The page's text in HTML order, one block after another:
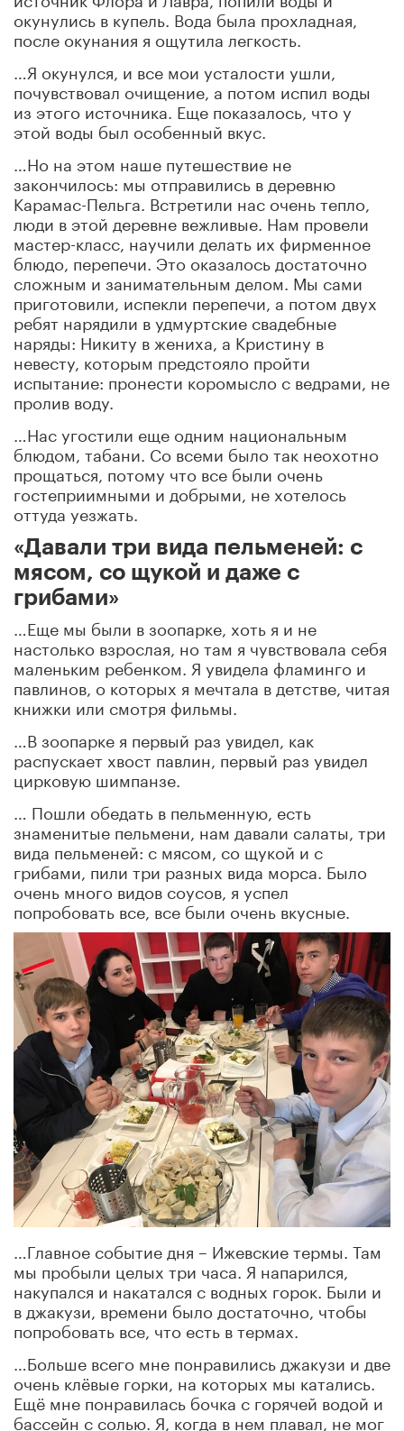
окунулись в купель. Вода была прохладная,
после окунания я ощутила легкость.
…Я окунулся, и все мои усталости ушли,
почувствовал очищение, а потом испил воды
из этого источника. Еще показалось, что у
этой воды был особенный вкус.
…Но на этом наше путешествие не
закончилось: мы отправились в деревню
Карамас-Пельга. Встретили нас очень тепло,
люди в этой деревне вежливые. Нам провели
мастер-класс, научили делать их фирменное
блюдо, перепечи. Это оказалось достаточно
сложным и занимательным делом. Мы сами
приготовили, испекли перепечи, а потом двух
ребят нарядили в удмуртские свадебные
наряды: Никиту в жениха, а Кристину в
невесту, которым предстояло пройти
испытание: пронести коромысло с ведрами, не
пролив воду.
…Нас угостили еще одним национальным
блюдом, табани. Со всеми было так неохотно
прощаться, потому что все были очень
гостеприимными и добрыми, не хотелось
оттуда уезжать.
«Давали три вида пельменей: с
мясом, со щукой и даже с
грибами»
…Еще мы были в зоопарке, хоть я и не
настолько взрослая, но там я чувствовала себя
маленьким ребенком. Я увидела фламинго и
павлинов, о которых я мечтала в детстве, читая
книжки или смотря фильмы.
…В зоопарке я первый раз увидел, как
распускает хвост павлин, первый раз увидел
цирковую шимпанзе.
… Пошли обедать в пельменную, есть
знаменитые пельмени, нам давали салаты, три
вида пельменей: с мясом, со щукой и с
грибами, пили три разных вида морса. Было
очень много видов соусов, я успел
попробовать все, все были очень вкусные.
…Главное событие дня – Ижевские термы. Там
мы пробыли целых три часа. Я напарился,
накупался и накатался с водных горок. Были и
в джакузи, времени было достаточно, чтобы
попробовать все, что есть в термах.
…Больше всего мне понравились джакузи и две
очень клёвые горки, на которых мы катались.
Ещё мне понравилась бочка с горячей водой и
бассейн с солью. Я, когда в нем плавал, не мог